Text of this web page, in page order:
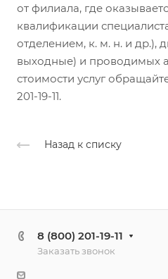
от филиала, где
квалификации
отделением, к. м. н. и др.),
выходные) и проводимых
стоимости услуг
201-19-11.
Назад к списку
8 (800) 201-19-11
Заказать звонок